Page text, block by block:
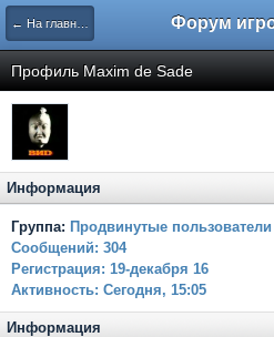
← На главную
Профиль Maxim de Sade
Информация
Группа: Продвинутые пользователи
Сообщений: 304
Регистрация: 19-декабря 16
Активность: Сегодня, 15:05
Информация